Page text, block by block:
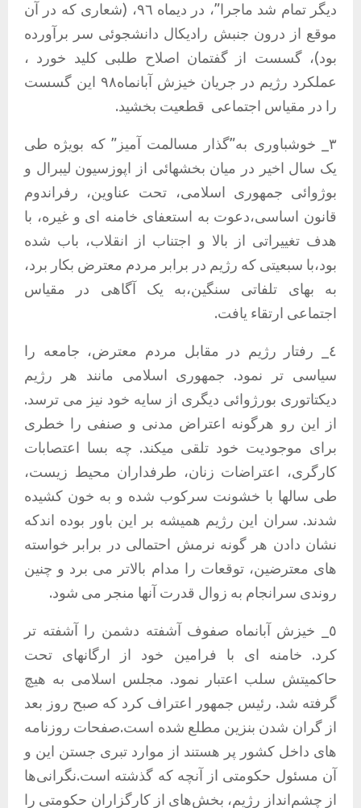
دیگر تمام شد ماجرا”، در دیماه ٩٦، (شعاری که در آن
موقع از درون جنبش رادیکال دانشجوئی سر برآورده
بود)، گسست از گفتمان اصلاح طلبی کلید خورد ،
عملکرد رژیم در جریان خیزش آبانماه٩٨ این گسست
را در مقیاس اجتماعی قطعیت بخشید.
٣_ خوشباوری به”گذار مسالمت آمیز” که بویژه طی
یک سال اخیر در میان بخشهائی از اپوزسیون لیبرال و
بوژوائی جمهوری اسلامی، تحت عناوین، رفراندوم
قانون اساسی،دعوت به استعفای خامنه ای و غیره، با
هدف تغییراتی از بالا و اجتناب از انقلاب، باب شده
بود،با سبعیتی که رژیم در برابر مردم معترض بکار برد،
به بهای تلفاتی سنگین،به یک آگاهی در مقیاس
اجتماعی ارتقاء یافت.
٤_ رفتار رژیم در مقابل مردم معترض، جامعه را
سیاسی تر نمود. جمهوری اسلامی مانند هر رژیم
دیکتاتوری بورژوائی دیگری از سایه خود نیز می ترسد.
از این رو هرگونه اعتراض مدنی و صنفی را خطری
برای موجودیت خود تلقی میکند. چه بسا اعتصابات
کارگری، اعتراضات زنان، طرفداران محیط زیست،
طی سالها با خشونت سرکوب شده و به خون کشیده
شدند. سران این رژیم همیشه بر این باور بوده اندکه
نشان دادن هر گونه نرمش احتمالی در برابر خواسته
های معترضین، توقعات را مدام بالاتر می برد و چنین
روندی سرانجام به زوال قدرت آنها منجر می شود.
٥_ خیزش آبانماه صفوف آشفته دشمن را آشفته تر
کرد. خامنه ای با فرامین خود از ارگانهای تحت
حاکمیتش سلب اعتبار نمود. مجلس اسلامی به هیچ
گرفته شد. رئیس جمهور اعتراف کرد که صبح روز بعد
از گران شدن بنزین مطلع شده است.صفحات روزنامه
های داخل کشور پر هستند از موارد تبری جستن این و
آن مسئول حکومتی از آنچه که گذشته است.نگرانی‌ها
از چشم‌انداز رژیم، بخش‌های از کارگزاران حکومتی را